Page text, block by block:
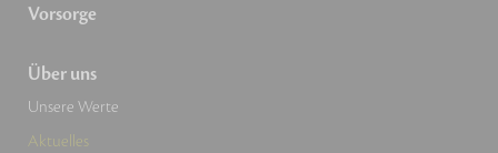
Vorsorge
Über uns
Unsere Werte
Aktuelles